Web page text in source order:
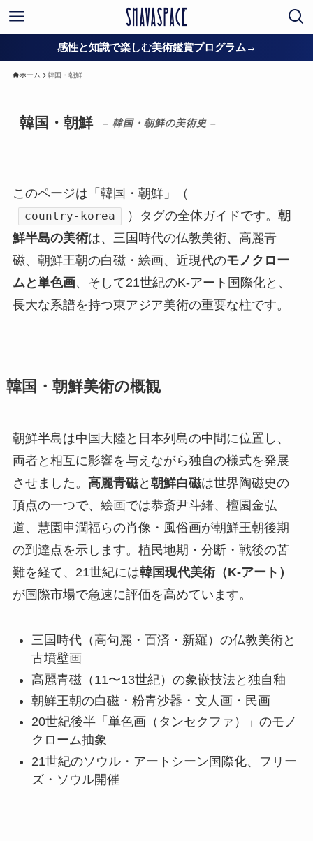
感性と知識で楽しむ美術鑑賞プログラム→
ホーム 韓国・朝鮮
韓国・朝鮮 – 韓国・朝鮮の美術史 –
このページは「韓国・朝鮮」（
country-korea ）タグの全体ガイドです。朝
鮮半島の美術は、三国時代の仏教美術、高麗青
磁、朝鮮王朝の白磁・絵画、近現代のモノクロー
ムと単色画、そして21世紀のK-アート国際化と、
長大な系譜を持つ東アジア美術の重要な柱です。
韓国・朝鮮美術の概観
朝鮮半島は中国大陸と日本列島の中間に位置し、
両者と相互に影響を与えながら独自の様式を発展
させました。 高麗青磁と 朝鮮白磁は世界陶磁史の
頂点の一つで、絵画では恭斎尹斗緒、檀園金弘
道、慧園申潤福らの肖像・風俗画が朝鮮王朝後期
の到達点を示します。植民地期・分断・戦後の苦
難を経て、21世紀には韓国現代美術（K-アート）
が国際市場で急速に評価を高めています。
三国時代（高句麗・百済・新羅）の仏教美術と
古墳壁画
高麗青磁（11〜13世紀）の象嵌技法と独自釉
朝鮮王朝の白磁・粉青沙器・文人画・民画
20世紀後半「単色画（タンセクファ）」のモノ
クローム抽象
21世紀のソウル・アートシーン国際化、フリー
ズ・ソウル開催